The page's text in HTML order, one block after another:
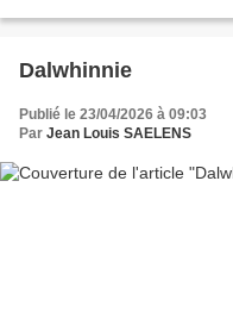
Dalwhinnie
Publié le 23/04/2026 à 09:03
Par Jean Louis SAELENS